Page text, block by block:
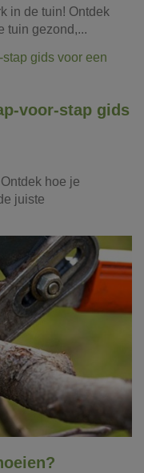
in de tuin! Ontdek
tuin gezond,...
voor-stap gids
hoe je
juiste